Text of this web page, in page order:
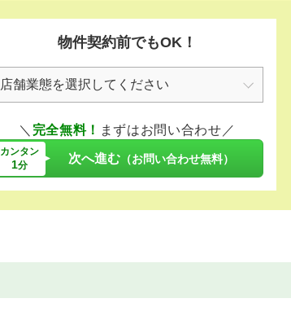
物件契約前でもOK！
＼ 完全無料！ まずはお問い合わせ／
カンタン
1分 次へ進む （お問い合わせ無料）